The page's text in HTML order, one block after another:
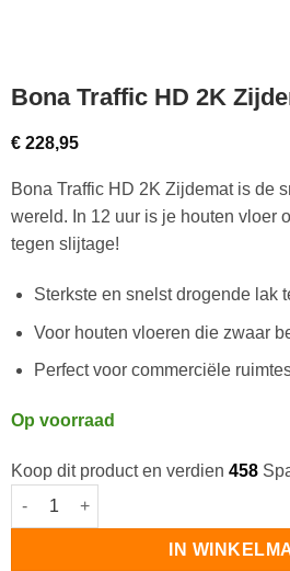
Bona Traffic HD 2K
€228,95
Bona Traffic HD 2K Zijdemat is de
wereld. In 12 uur is je houten vloer
tegen slijtage!
Sterkste en snelst drogende lak
Voor houten vloeren die zwaar
Perfect voor commerciële
Op voorraad
Koop dit product en verdien 458
Bona Traffic HD 2K Zijdemat 4,95 L
IN